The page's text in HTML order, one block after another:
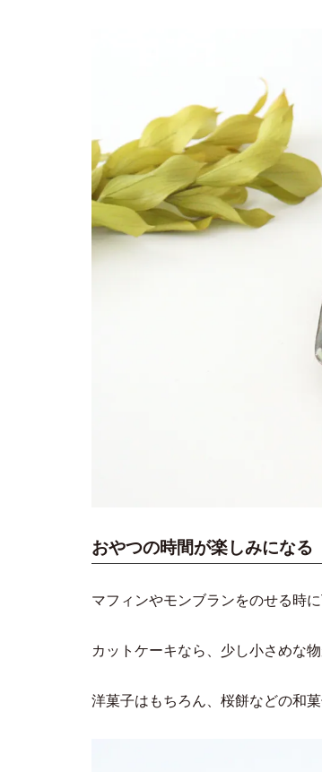
おやつの時間が楽しみになる
マフィンやモンブランをのせる時に
カットケーキなら、少し小さめな物
洋菓子はもちろん、桜餅などの和